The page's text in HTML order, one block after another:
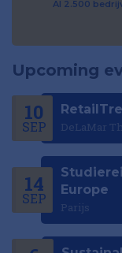
Al 2.500
Upcoming
10
SEP DeLaMar
14
SEP
Europe
Parijs